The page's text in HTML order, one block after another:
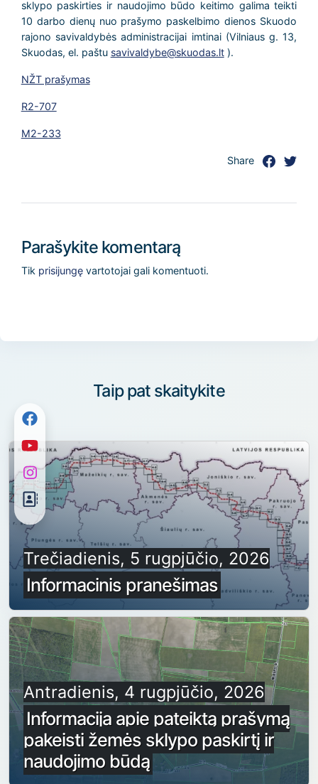
sklypo paskirties ir naudojimo būdo keitimo galima teikti
10 darbo dienų nuo prašymo paskelbimo dienos Skuodo
rajono savivaldybės administracijai imtinai (Vilniaus g. 13,
Skuodas, el. paštu savivaldybe@skuodas.lt).
NŽT prašymas
R2-707
M2-233
Share
Parašykite komentarą
Tik prisijungęvartotojai gali komentuoti.
Taip pat skaitykite
Trečiadienis, 5 rugpjūčio, 2026
Informacinis pranešimas
Antradienis, 4 rugpjūčio, 2026
Informacija apie pateiktą prašymą
pakeisti žemės sklypo paskirtį ir
naudojimo būdą